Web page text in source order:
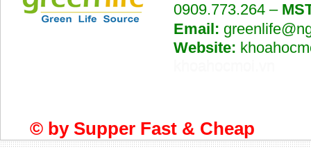
0909.773.264 –
Email:
Website:
© by Supper Fast & Cheap